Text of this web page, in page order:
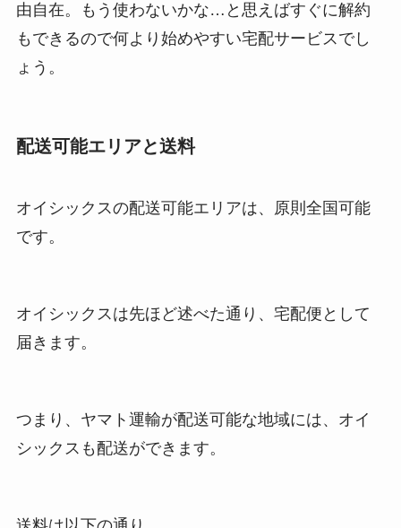
由自在。もう使わないかな…と思えばすぐに解約
もできるので何より始めやすい宅配サービスでし
ょう。
配送可能エリアと送料
オイシックスの配送可能エリアは、原則全国可能
です。
オイシックスは先ほど述べた通り、宅配便として
届きます。
つまり、ヤマト運輸が配送可能な地域には、オイ
シックスも配送ができます。